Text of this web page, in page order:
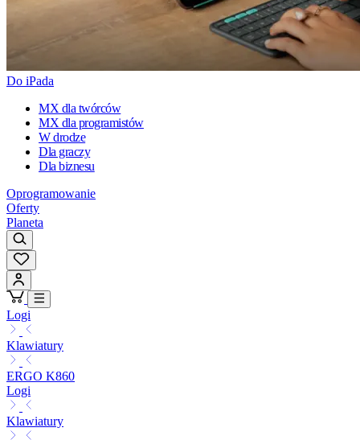
Do iPada
MX dla twórców
MX dla programistów
W drodze
Dla graczy
Dla biznesu
Oprogramowanie
Oferty
Planeta
Logi
Klawiatury
ERGO K860
Logi
Klawiatury